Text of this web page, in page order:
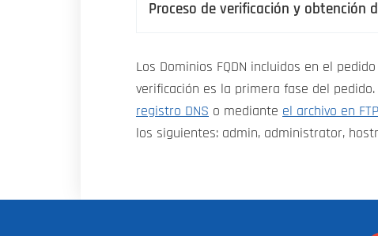
Proceso de verificación y obtención
Los Dominios FQDN incluidos en el
verificación es la primera fase del
registro DNS o mediante el archivo en FTP
los siguientes: admin, administrator,